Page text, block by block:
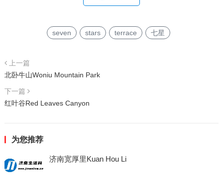
seven stars terrace 七星
上一篇
北卧牛山Woniu Mountain Park
下一篇
红叶谷Red Leaves Canyon
为您推荐
济南宽厚里Kuan Hou Li